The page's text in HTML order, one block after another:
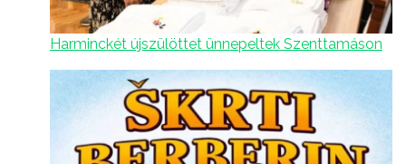
Harminckét újszülöttet ünnepeltek Szenttamáson